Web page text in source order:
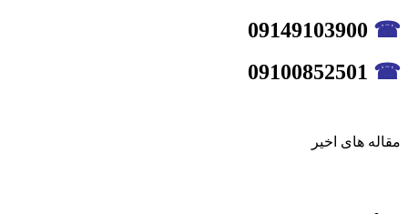
☎
☎
مقاله های اخیر